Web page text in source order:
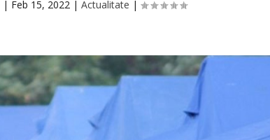
| Feb 15, 2022 | Actualitate |